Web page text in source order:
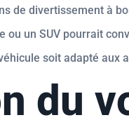
de divertissement à
ou un SUV pourrait
soit adapté aux
du